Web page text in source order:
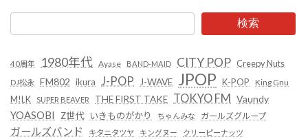
検索
40周年 1980年代 Ayase BAND-MAID CITY POP Creepy Nuts
DJ松永 FM802 ikura J-POP J-WAVE JPOP K-POP
King Gnu
M!LK
SUPER BEAVER THE FIRST TAKE TOKYO FM Vaundy
YOASOBI Z世代 いきものがかり ちゃんみな ガールズグループ
ガールズバンド キタニタツヤ キングヌー クリーピーナッツ